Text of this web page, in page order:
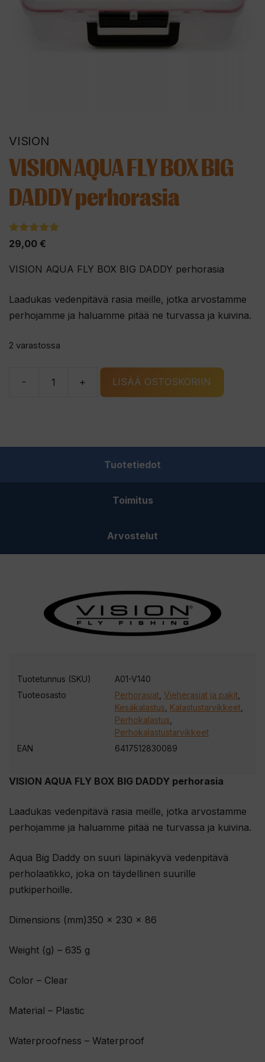
VISION
VISION AQUA FLY BOX BIG
DADDY perhorasia
5.005:stä
29,00 €
VISION AQUA FLY BOX BIG DADDY perhorasia
Laadukas vedenpitävä rasia meille, jotka arvostamme
perhojamme ja haluamme pitää ne turvassa ja kuivina.
2 varastossa
-
VISION
DADDY
määrä
+ LISÄÄ OSTOSKORIIN
Tuotetiedot
Toimitus
Arvostelut
VISION AQUA FLY BOX BIG DADDY perhorasia
Laadukas vedenpitävä rasia meille, jotka arvostamme
perhojamme ja haluamme pitää ne turvassa ja kuivina.
Aqua Big Daddy on suuri läpinäkyvä vedenpitävä
perholaatikko, joka on täydellinen suurille
putkiperhoille.
Dimensions (mm)350 x 230 x 86
Weight (g) – 635 g
Color – Clear
Material – Plastic
Waterproofness – Waterproof
Tuotetunnus (SKU)
A01-V140
Tuoteosasto
Perhorasiat Vieherasiat ja pakit
Kesäkalastus Kalastustarvikkeet
Perhokalastus
Perhokalastustarvikkeet
EAN
6417512830089